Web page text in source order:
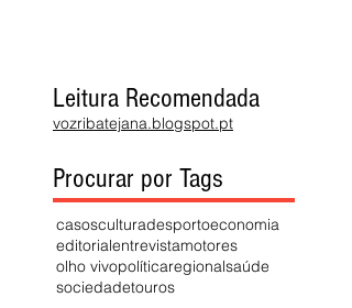
Leitura Recomendada
vozribatejana.blogspot.pt
Procurar por Tags
casosculturadesportoeconomia
editorialentrevistamotores
olho vivopolíticaregionalsaúde
sociedadetouros